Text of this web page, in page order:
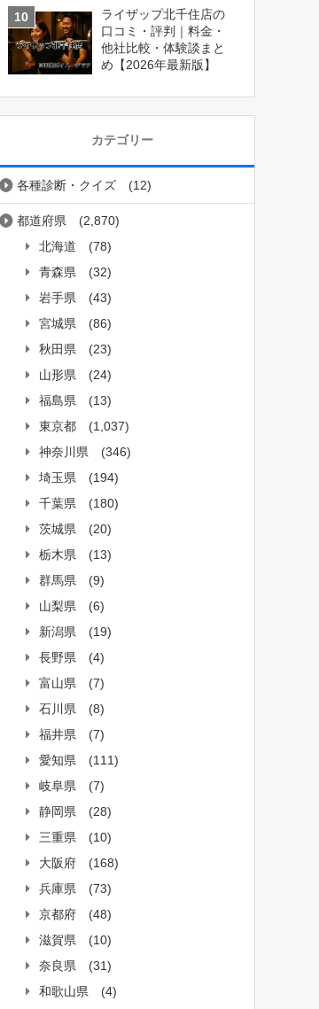
ライザップ北千住店の
口コミ・評判｜料金・
他社比較・体験談まと
め【2026年最新版】
カテゴリー
各種診断・クイズ (12)
都道府県
(2,870)
北海道
(78)
青森県
(32)
岩手県
(43)
宮城県
(86)
秋田県
(23)
山形県
(24)
福島県
(13)
東京都
(1,037)
神奈川県
(346)
埼玉県
(194)
千葉県
(180)
茨城県
(20)
栃木県
(13)
群馬県
(9)
山梨県
(6)
新潟県
(19)
長野県
(4)
富山県
(7)
石川県
(8)
福井県
(7)
愛知県
(111)
岐阜県
(7)
静岡県
(28)
三重県
(10)
大阪府
(168)
兵庫県
(73)
京都府
(48)
滋賀県
(10)
奈良県
(31)
和歌山県
(4)